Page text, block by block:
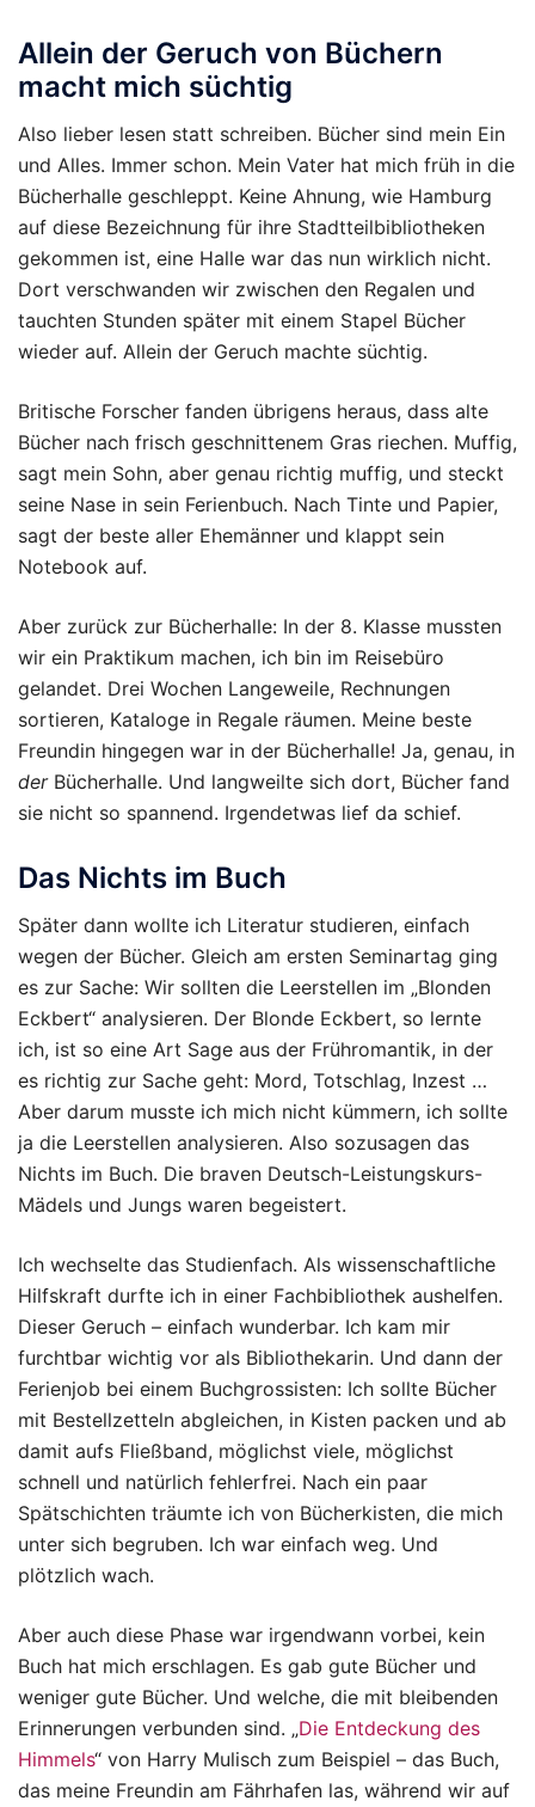
Allein der Geruch von Büchern
macht mich süchtig
Also lieber lesen statt schreiben. Bücher sind mein Ein
und Alles. Immer schon. Mein Vater hat mich früh in die
Bücherhalle geschleppt. Keine Ahnung, wie Hamburg
auf diese Bezeichnung für ihre Stadtteilbibliotheken
gekommen ist, eine Halle war das nun wirklich nicht.
Dort verschwanden wir zwischen den Regalen und
tauchten Stunden später mit einem Stapel Bücher
wieder auf. Allein der Geruch machte süchtig.
Britische Forscher fanden übrigens heraus, dass alte
Bücher nach frisch geschnittenem Gras riechen. Muffig,
sagt mein Sohn, aber genau richtig muffig, und steckt
seine Nase in sein Ferienbuch. Nach Tinte und Papier,
sagt der beste aller Ehemänner und klappt sein
Notebook auf.
Aber zurück zur Bücherhalle: In der 8. Klasse mussten
wir ein Praktikum machen, ich bin im Reisebüro
gelandet. Drei Wochen Langeweile, Rechnungen
sortieren, Kataloge in Regale räumen. Meine beste
Freundin hingegen war in der Bücherhalle! Ja, genau, in
derBücherhalle. Und langweilte sich dort, Bücher fand
sie nicht so spannend. Irgendetwas lief da schief.
Das Nichts im Buch
Später dann wollte ich Literatur studieren, einfach
wegen der Bücher. Gleich am ersten Seminartag ging
es zur Sache: Wir sollten die Leerstellen im „Blonden
Eckbert“ analysieren. Der Blonde Eckbert, so lernte
ich, ist so eine Art Sage aus der Frühromantik, in der
es richtig zur Sache geht: Mord, Totschlag, Inzest …
Aber darum musste ich mich nicht kümmern, ich sollte
ja die Leerstellen analysieren. Also sozusagen das
Nichts im Buch. Die braven Deutsch-Leistungskurs-
Mädels und Jungs waren begeistert.
Ich wechselte das Studienfach. Als wissenschaftliche
Hilfskraft durfte ich in einer Fachbibliothek aushelfen.
Dieser Geruch – einfach wunderbar. Ich kam mir
furchtbar wichtig vor als Bibliothekarin. Und dann der
Ferienjob bei einem Buchgrossisten: Ich sollte Bücher
mit Bestellzetteln abgleichen, in Kisten packen und ab
damit aufs Fließband, möglichst viele, möglichst
schnell und natürlich fehlerfrei. Nach ein paar
Spätschichten träumte ich von Bücherkisten, die mich
unter sich begruben. Ich war einfach weg. Und
plötzlich wach.
Aber auch diese Phase war irgendwann vorbei, kein
Buch hat mich erschlagen. Es gab gute Bücher und
weniger gute Bücher. Und welche, die mit bleibenden
Erinnerungen verbunden sind. „Die Entdeckung des
Himmels“ von Harry Mulisch zum Beispiel – das Buch,
das meine Freundin am Fährhafen las, während wir auf